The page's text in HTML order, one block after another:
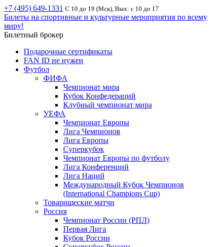
+7 (495) 649-1331 С 10 до 19 (Мск), Вых: с 10 до 17
Билеты на спортивные и культурные мероприятия по всему
миру!
Билетный брокер
Подарочные сертификаты
FAN ID не нужен
Футбол
ФИФА
Чемпионат мира
Кубок Конфедераций
Клубный чемпионат мира
УЕФА
Чемпионат Европы
Лига Чемпионов
Лига Европы
Суперкубок
Чемпионат Европы по футболу
Лига Конференций
Лига Наций
Международный Кубок Чемпионов
(International Champions Cup)
Товарищеские матчи
Россия
Чемпионат России (РПЛ)
Первая Лига
Кубок России